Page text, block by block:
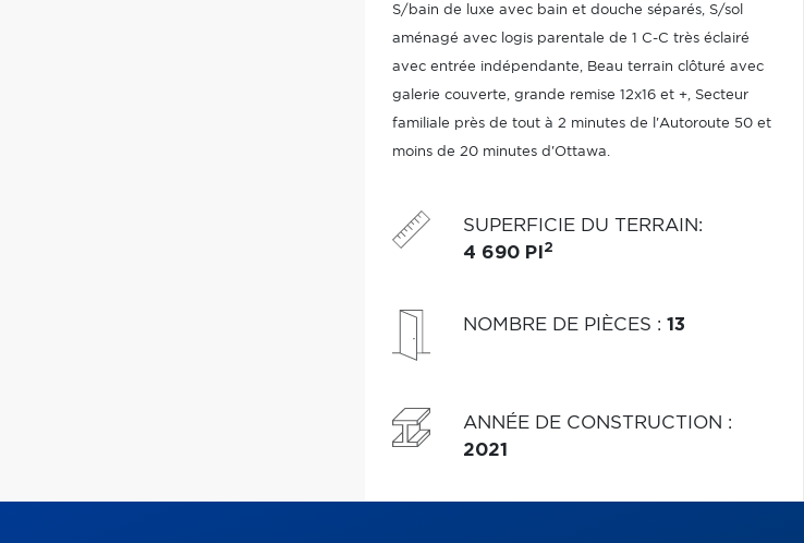
S/bain de luxe avec bain et douche séparés, S/sol
aménagé avec logis parentale de 1 C-C très éclairé
avec entrée indépendante, Beau terrain clôturé avec
galerie couverte, grande remise 12x16 et +, Secteur
familiale près de tout à 2 minutes de l'Autoroute 50 et
moins de 20 minutes d'Ottawa.
SUPERFICIE DU TERRAIN:
4 690 PI 2
NOMBRE DE PIÈCES : 13
ANNÉE DE CONSTRUCTION :
2021